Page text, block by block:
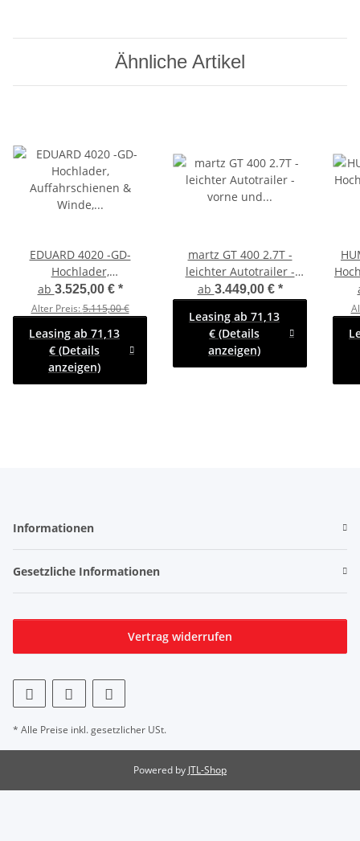
Ähnliche Artikel
EDUARD 4020 -GD-
Hochlader,
Auffahrschienen &
Winde, reling 10cm
-2700kg- Lfh: 56cm
-195/55R10
ab 3.525,00 € *
Alter Preis:5.115,00 €
Leasing ab 71,13
€ (Details
anzeigen)
martz GT 400 2.7T -
leichter Autotrailer -
vorne und hinten
abgeknickt - Winde -
Radstopper
ab 3.449,00 € *
Leasing ab 71,13
€ (Details
anzeigen)
Informationen
Gesetzliche Informationen
Vertrag widerrufen
* Alle Preise inkl. gesetzlicher USt.
Powered by JTL-Shop